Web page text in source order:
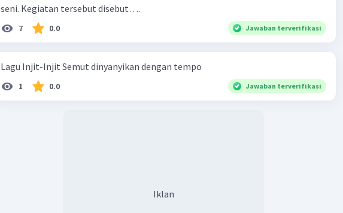
seni. Kegiatan tersebut disebut….
7 0.0 Jawaban terverifikasi
Lagu Injit-Injit Semut dinyanyikan dengan tempo
1 0.0 Jawaban terverifikasi
Iklan